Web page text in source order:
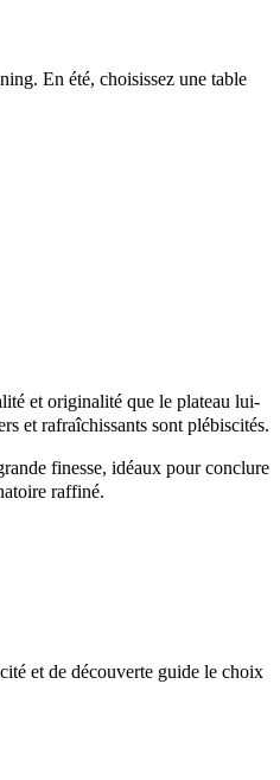
En été, choisissez une table
et originalité que le plateau lui-
et rafraîchissants sont plébiscités.
finesse, idéaux pour conclure
raffiné.
et de découverte guide le choix